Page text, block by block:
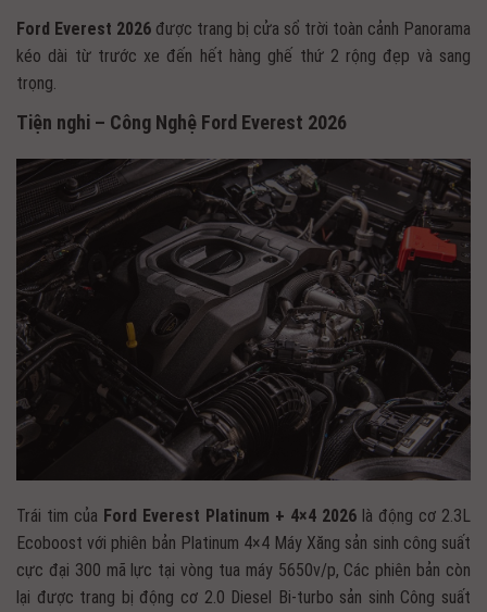
Ford Everest 2026 được trang bị cửa sổ trời toàn cảnh Panorama
kéo dài từ trước xe đến hết hàng ghế thứ 2 rộng đẹp và sang
trọng.
Tiện nghi – Công Nghệ Ford Everest 2026
Trái tim của Ford Everest Platinum + 4×4 2026 là động cơ 2.3L
Ecoboost với phiên bản Platinum 4×4 Máy Xăng sản sinh công suất
cực đại 300 mã lực tại vòng tua máy 5650v/p, Các phiên bản còn
lại được trang bị động cơ 2.0 Diesel Bi-turbo sản sinh Công suất